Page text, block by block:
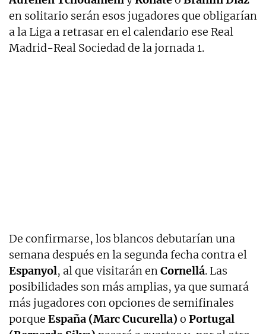
en solitario serán esos jugadores que obligarían
a la Liga a retrasar en el calendario ese Real
Madrid-Real Sociedad de la jornada 1.
De confirmarse, los blancos debutarían una
semana después en la segunda fecha contra el
Espanyol, al que visitarán enCornellá. Las
posibilidades son más amplias, ya que sumará
más jugadores con opciones de semifinales
porque España (Marc Cucurella) o Portugal